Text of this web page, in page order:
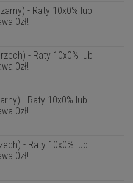
- Raty 10x0% lub
0zł!
- Raty 10x0% lub
0zł!
- Raty 10x0% lub
0zł!
- Raty 10x0% lub
0zł!